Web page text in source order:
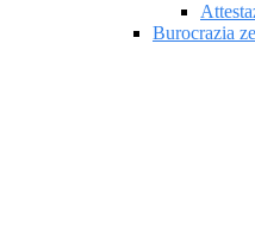
Burocrazia